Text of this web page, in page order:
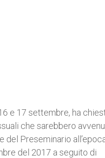
e 17 settembre, ha
che sarebbero
del Preseminario
del 2017 a seguito di